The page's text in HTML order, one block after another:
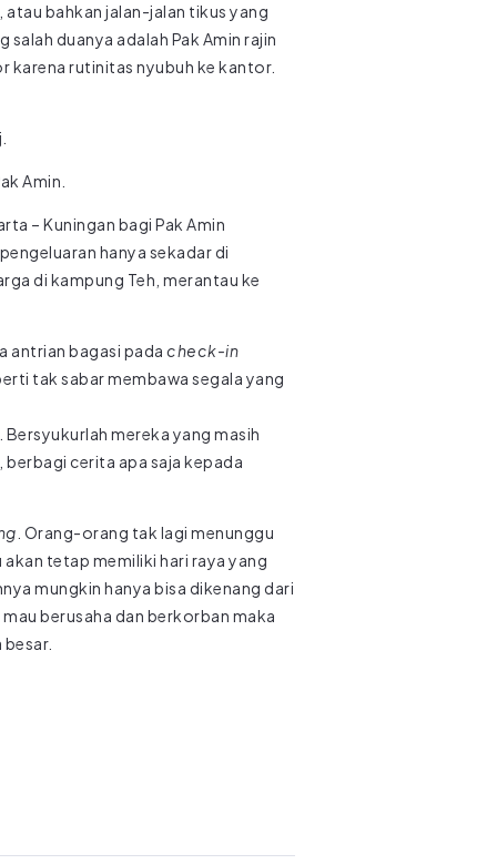
atau bahkan jalan-jalan tikus yang
duanya adalah Pak Amin rajin
rutinitas nyubuh ke kantor.
Amin.
– Kuningan bagi Pak Amin
hanya sekadar di
di kampung Teh, merantau ke
antrian bagasi pada check-in
tak sabar membawa segala yang
mereka yang masih
cerita apa saja kepada
. Orang-orang tak lagi menunggu
tetap memiliki hari raya yang
mungkin hanya bisa dikenang dari
berusaha dan berkorban maka